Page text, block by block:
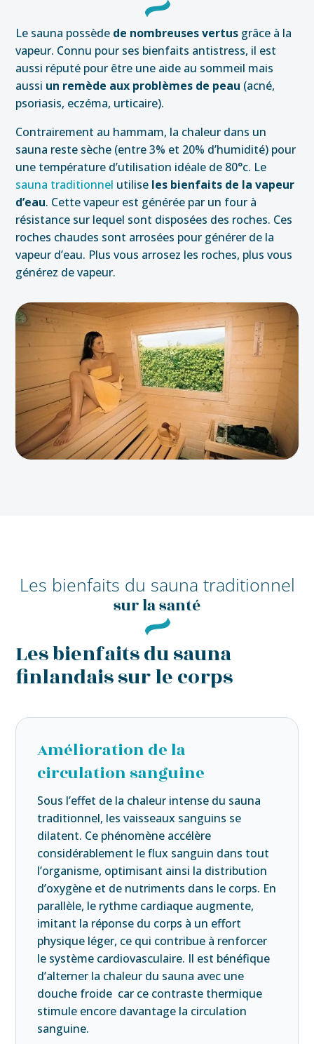
Le sauna possède de nombreuses vertus grâce à la
vapeur. Connu pour ses bienfaits antistress, il est
aussi réputé pour être une aide au sommeil mais
aussi un remède aux problèmes de peau (acné,
psoriasis, eczéma, urticaire).
Contrairement au hammam, la chaleur dans un
sauna reste sèche (entre 3% et 20% d’humidité) pour
une température d’utilisation idéale de 80°c. Le
sauna traditionnel utilise les bienfaits de la vapeur
d’eau. Cette vapeur est générée par un four à
résistance sur lequel sont disposées des roches. Ces
roches chaudes sont arrosées pour générer de la
vapeur d’eau. Plus vous arrosez les roches, plus vous
générez de vapeur.
Les bienfaits du sauna traditionnel
sur la santé
Les bienfaits du sauna
finlandais sur le corps
Amélioration de la
circulation sanguine
Sous l’effet de la chaleur intense du sauna
traditionnel, les vaisseaux sanguins se
dilatent. Ce phénomène accélère
considérablement le flux sanguin dans tout
l’organisme, optimisant ainsi la distribution
d’oxygène et de nutriments dans le corps. En
parallèle, le rythme cardiaque augmente,
imitant la réponse du corps à un effort
physique léger, ce qui contribue à renforcer
le système cardiovasculaire. Il est bénéfique
d’alterner la chaleur du sauna avec une
douche froide car ce contraste thermique
stimule encore davantage la circulation
sanguine.